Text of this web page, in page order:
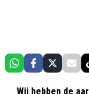
Wij hebben de